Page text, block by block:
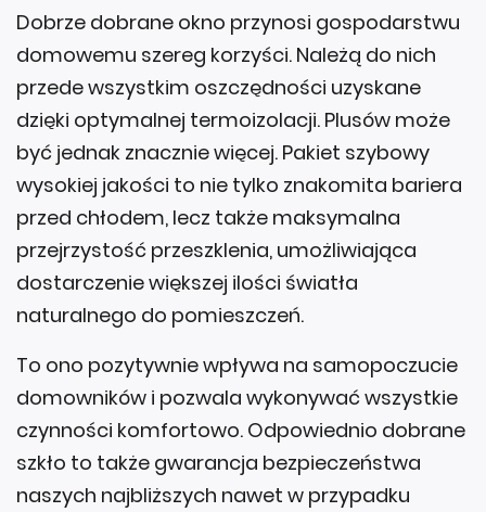
Dobrze dobrane okno przynosi gospodarstwu
domowemu szereg korzyści. Należą do nich
przede wszystkim oszczędności uzyskane
dzięki optymalnej termoizolacji. Plusów może
być jednak znacznie więcej. Pakiet szybowy
wysokiej jakości to nie tylko znakomita bariera
przed chłodem, lecz także maksymalna
przejrzystość przeszklenia, umożliwiająca
dostarczenie większej ilości światła
naturalnego do pomieszczeń.
To ono pozytywnie wpływa na samopoczucie
domowników i pozwala wykonywać wszystkie
czynności komfortowo. Odpowiednio dobrane
szkło to także gwarancja bezpieczeństwa
naszych najbliższych nawet w przypadku